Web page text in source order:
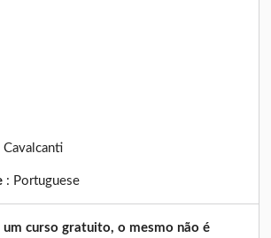
Cavalcanti
: Portuguese
um curso gratuito, o mesmo não é